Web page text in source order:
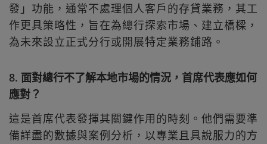
發」功能，通常不處理個人客戶的存貸業務，其工
作更具策略性，旨在為總行探索市場、建立橋樑，
為未來設立正式分行或開展特定業務鋪路。
8. 面對總行不了解本地市場的情況，首席代表應如何
應對？
這是首席代表發揮其關鍵作用的時刻。他們需要準
備詳盡的數據與案例分析，以專業且具說服力的方